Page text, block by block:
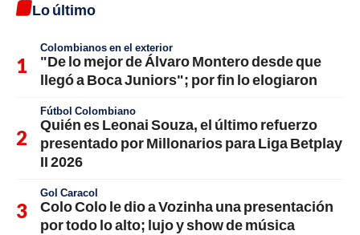
Lo último
Colombianos en el exterior
"De lo mejor de Álvaro Montero desde que
llegó a Boca Juniors"; por fin lo elogiaron
Fútbol Colombiano
Quién es Leonai Souza, el último refuerzo
presentado por Millonarios para Liga Betplay
II 2026
Gol Caracol
Colo Colo le dio a Vozinha una presentación
por todo lo alto; lujo y show de música